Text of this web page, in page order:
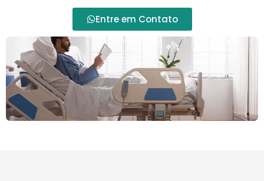
Entre em Contato